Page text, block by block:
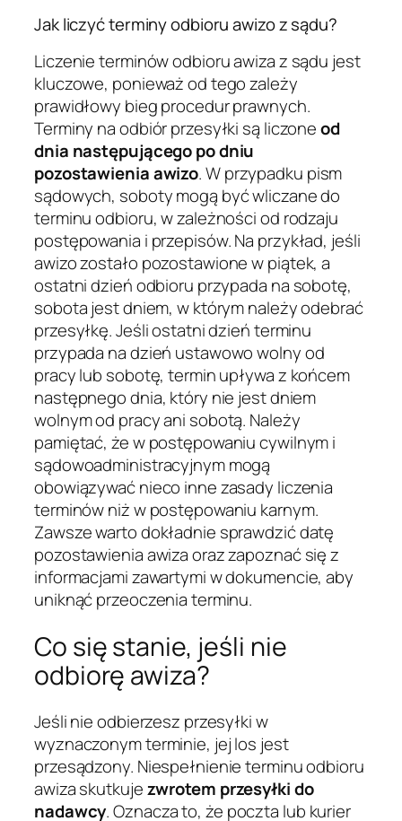
Jak liczyć terminy odbioru awizo z sądu?
Liczenie terminów odbioru awiza z sądu jest
kluczowe, ponieważ od tego zależy
prawidłowy bieg procedur prawnych.
Terminy na odbiór przesyłki są liczoneod
dnia następującego po dniu
pozostawienia awizo. W przypadku pism
sądowych, soboty mogą być wliczane do
terminu odbioru, w zależności od rodzaju
postępowania i przepisów. Na przykład, jeśli
awizo zostało pozostawione w piątek, a
ostatni dzień odbioru przypada na sobotę,
sobota jest dniem, w którym należy odebrać
przesyłkę. Jeśli ostatni dzień terminu
przypada na dzień ustawowo wolny od
pracy lub sobotę, termin upływa z końcem
następnego dnia, który nie jest dniem
wolnym od pracy ani sobotą. Należy
pamiętać, że w postępowaniu cywilnym i
sądowoadministracyjnym mogą
obowiązywać nieco inne zasady liczenia
terminów niż w postępowaniu karnym.
Zawsze warto dokładnie sprawdzić datę
pozostawienia awiza oraz zapoznać się z
informacjami zawartymi w dokumencie, aby
uniknąć przeoczenia terminu.
Co się stanie, jeśli nie
odbiorę awiza?
Jeśli nie odbierzesz przesyłki w
wyznaczonym terminie, jej los jest
przesądzony. Niespełnienie terminu odbioru
awiza skutkujezwrotem przesyłki do
nadawcy. Oznacza to, że poczta lub kurier